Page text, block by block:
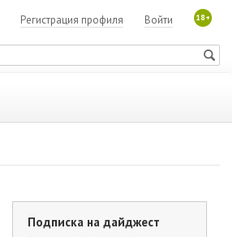
18+
Войти
Регистрация профиля
Подписка на дайджест